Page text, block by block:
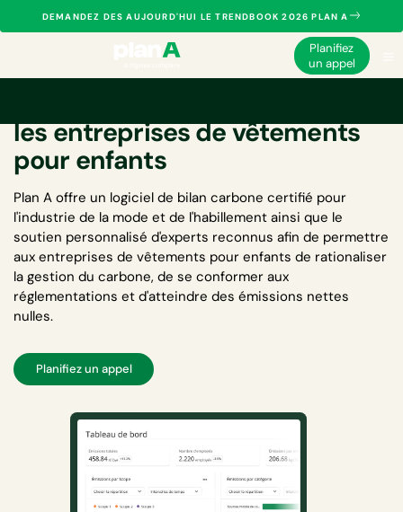
DEMANDEZ DES AUJOURD'HUI LE TRENDBOOK 2026 PLAN A
Planifiez
un appel
les entreprises de vêtements
pour enfants
Plan A offre un logiciel de bilan carbone certifié pour
l'industrie de la mode et de l'habillement ainsi que le
soutien personnalisé d'experts reconnus afin de permettre
aux entreprises de vêtements pour enfants de rationaliser
la gestion du carbone, de se conformer aux
réglementations et d'atteindre des émissions nettes
nulles.
Planifiez un appel